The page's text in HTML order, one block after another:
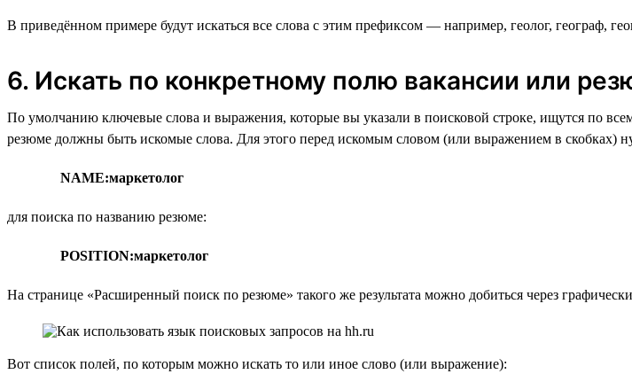
В приведённом примере будут искаться все слова с этим префиксом — например, геолог, географ,
6. Искать по конкретному полю вакансии или
По умолчанию ключевые слова и выражения, которые вы указали в поисковой строке, ищутся по
резюме должны быть искомые слова. Для этого перед искомым словом (или выражением в скобках)
NAME:маркетолог
для поиска по названию резюме:
POSITION:маркетолог
На странице «Расширенный поиск по резюме» такого же результата можно добиться через
Вот список полей, по которым можно искать то или иное слово (или выражение):